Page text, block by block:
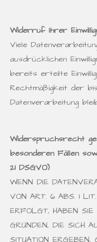
Widerruf Ihrer
Viele
ausdrücklichen
bereits erteilte
Rechtmäßigkeit der
Datenverarbeitung
Widerspruchsrecht
besonderen Fällen
21 DSGVO)
WENN DIE
VON ART. 6 ABS. 1
ERFOLGT, HABEN
GRÜNDEN, DIE SICH